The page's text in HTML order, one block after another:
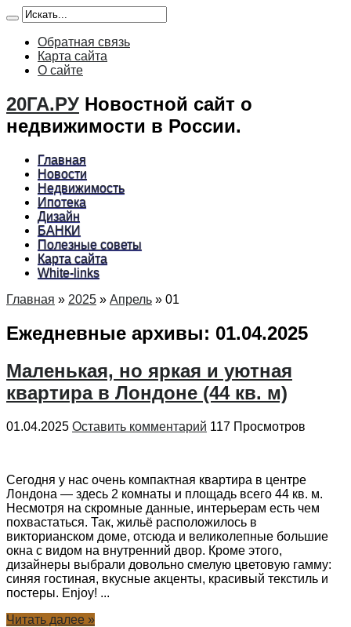
Обратная связь
Карта сайта
О сайте
20ГА.РУ Новостной сайт о
недвижимости в России.
Главная
Новости
Недвижимость
Ипотека
Дизайн
БАНКИ
Полезные советы
Карта сайта
White-links
Главная » 2025 » Апрель » 01
Ежедневные архивы: 01.04.2025
Маленькая, но яркая и уютная
квартира в Лондоне (44 кв. м)
01.04.2025 Оставить комментарий 117 Просмотров
Сегодня у нас очень компактная квартира в центре
Лондона — здесь 2 комнаты и площадь всего 44 кв. м.
Несмотря на скромные данные, интерьерам есть чем
похвастаться. Так, жильё расположилось в
викторианском доме, отсюда и великолепные большие
окна с видом на внутренний двор. Кроме этого,
дизайнеры выбрали довольно смелую цветовую гамму:
синяя гостиная, вкусные акценты, красивый текстиль и
постеры. Enjoy! ...
Читать далее »